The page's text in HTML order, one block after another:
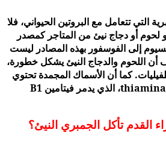
تتعامل مع البروتين الحيواني، فلا
لحوم أو دجاج نيئ من المتاجر كمصدر
إلى الفوسفور بهذه المصادر ليست
أن اللحوم والدجاج النيئ يشكل خطورة،
كما أن الأسماك المجمدة تحتوي
على إنزيم ثياميناز thiaminase، الذي يدمر فيتامين B1
القدم تأكل الجمبري النيئ؟